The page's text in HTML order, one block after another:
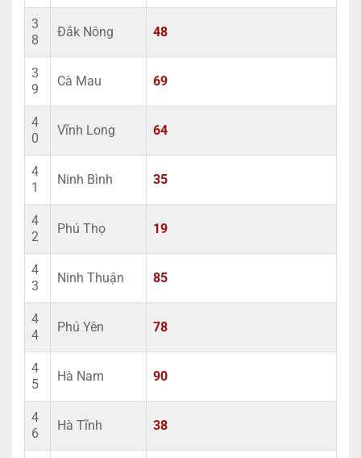
3
8
Đắk Nông 48
3
9
Cà Mau 69
4
0
Vĩnh Long 64
4
1
Ninh Bình 35
4
2
Phú Thọ 19
4
3
Ninh Thuận 85
4
4
Phú Yên 78
4
5
Hà Nam 90
4
6
Hà Tĩnh 38